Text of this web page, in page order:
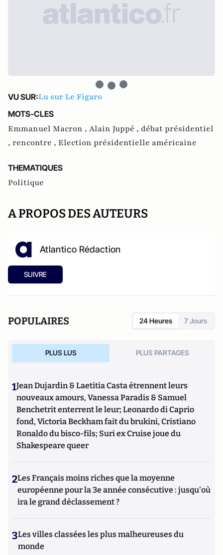
VU SUR:Lu sur Le Figaro
MOTS-CLES
Emmanuel Macron , Alain Juppé , débat présidentiel
, rencontre , Election présidentielle américaine
THEMATIQUES
Politique
A PROPOS DES AUTEURS
Atlantico Rédaction
SUIVRE
POPULAIRES 24 Heures 7 Jours
PLUS LUS PLUS PARTAGES
1Jean Dujardin & Laetitia Casta étrennent leurs
nouveaux amours, Vanessa Paradis & Samuel
Benchetrit enterrent le leur; Leonardo di Caprio
fond, Victoria Beckham fait du brukini, Cristiano
Ronaldo du bisco-fils; Suri ex Cruise joue du
Shakespeare queer
2Les Français moins riches que la moyenne
européenne pour la 3e année consécutive : jusqu'où
ira le grand déclassement ?
3Les villes classées les plus malheureuses du
monde